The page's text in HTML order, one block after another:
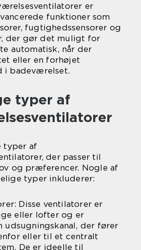
er
funktioner som
fugtighedssensorer og
der gør det muligt for
automatisk, når der
eller en forhøjet
i badeværelset.
typer af
typer af
der passer til
og præferencer. Nogle af
typer inkluderer:
Disse ventilatorer er
eller lofter og er
der fører
eller til et centralt
De er ideelle til